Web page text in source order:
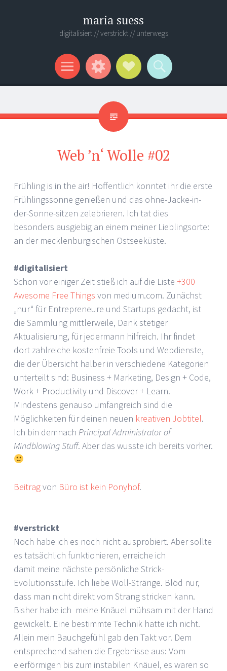
maria suess
digitalisiert // verstrickt // unterwegs
Menü
Widgets
Verweise
Soziale
Suchen
Web ’n‘ Wolle #02
Frühling is in the air! Hoffentlich konntet ihr die erste
Frühlingssonne genießen und das ohne-Jacke-in-
der-Sonne-sitzen zelebrieren. Ich tat dies
besonders ausgiebig an einem meiner Lieblingsorte:
an der mecklenburgischen Ostseeküste.
#digitalisiert
Schon vor einiger Zeit stieß ich auf die Liste +300
Awesome Free Things von medium.com. Zunächst
„nur“ für Entrepreneure und Startups gedacht, ist
die Sammlung mittlerweile, Dank stetiger
Aktualisierung, für jedermann hilfreich. Ihr findet
dort zahlreiche kostenfreie Tools und Webdienste,
die der Übersicht halber in verschiedene Kategorien
unterteilt sind: Business + Marketing, Design + Code,
Work + Productivity und Discover + Learn.
Mindestens genauso umfangreich sind die
Möglichkeiten für deinen neuen kreativen Jobtitel.
Ich bin demnach Principal Administrator of
Mindblowing Stuff. Aber das wusste ich bereits vorher.
Beitragvon Büro ist kein Ponyhof.
#verstrickt
Noch habe ich es noch nicht ausprobiert. Aber sollte
es tatsächlich funktionieren, erreiche ich
damit meine nächste persönliche Strick-
Evolutionsstufe. Ich liebe Woll-Stränge. Blöd nur,
dass man nicht direkt vom Strang stricken kann.
Bisher habe ich meine Knäuel mühsam mit der Hand
gewickelt. Eine bestimmte Technik hatte ich nicht.
Allein mein Bauchgefühl gab den Takt vor. Dem
entsprechend sahen die Ergebnisse aus: Vom
eierförmigen bis zum instabilen Knäuel, es waren so